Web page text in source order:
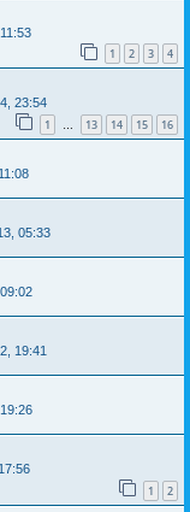
1 2 3 4
23:54
1 … 13 14 15 16
05:33
19:41
1 2